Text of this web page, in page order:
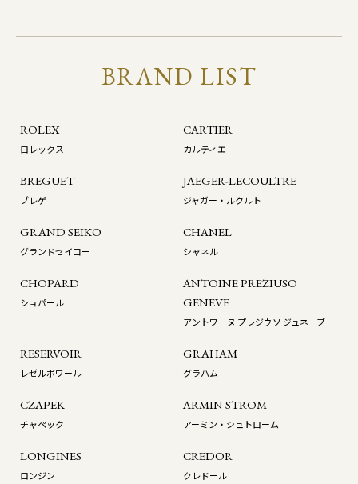
BRAND LIST
ROLEX
ロレックス
CARTIER
カルティエ
BREGUET
ブレゲ
JAEGER-LECOULTRE
ジャガー・ルクルト
GRAND SEIKO
グランドセイコー
CHANEL
シャネル
CHOPARD
ショパール
ANTOINE PREZIUSO
GENEVE
アントワーヌ プレジウソ ジュネーブ
RESERVOIR
レゼルボワール
GRAHAM
グラハム
CZAPEK
チャペック
ARMIN STROM
アーミン・シュトローム
LONGINES
ロンジン
CREDOR
クレドール